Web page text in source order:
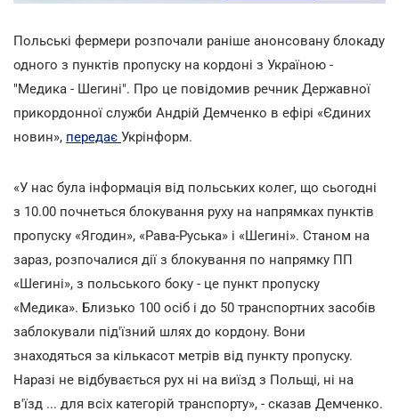
Польські фермери розпочали раніше анонсовану блокаду
одного з пунктів пропуску на кордоні з Україною -
"Медика - Шегині". Про це повідомив речник Державної
прикордонної служби Андрій Демченко в ефірі «Єдиних
новин», передає Укрінформ.
«У нас була інформація від польських колег, що сьогодні
з 10.00 почнеться блокування руху на напрямках пунктів
пропуску «Ягодин», «Рава-Руська» і «Шегині». Станом на
зараз, розпочалися дії з блокування по напрямку ПП
«Шегині», з польського боку - це пункт пропуску
«Медика». Близько 100 осіб і до 50 транспортних засобів
заблокували під'їзний шлях до кордону. Вони
знаходяться за кількасот метрів від пункту пропуску.
Наразі не відбувається рух ні на виїзд з Польщі, ні на
в'їзд ... для всіх категорій транспорту», - сказав Демченко.